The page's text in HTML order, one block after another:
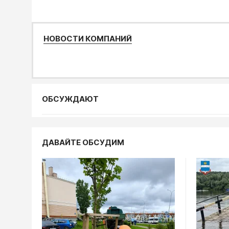
НОВОСТИ КОМПАНИЙ
ОБСУЖДАЮТ
пыль
04.08, 10:10
ДАВАЙТЕ ОБСУДИМ